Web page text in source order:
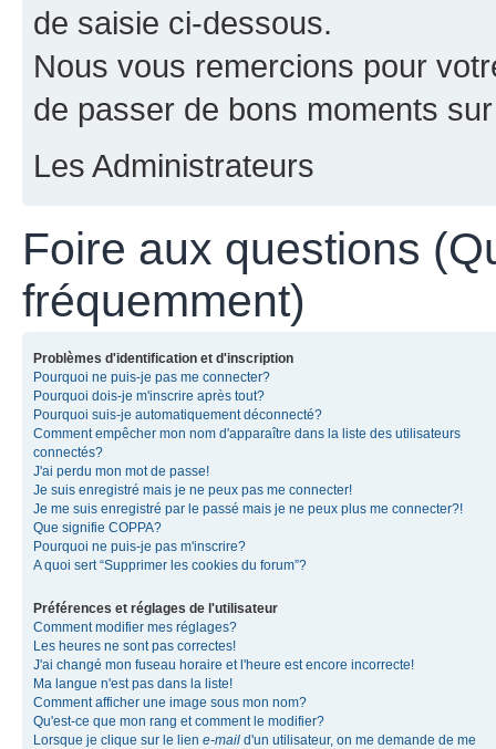
de saisie ci-dessous.
Nous vous remercions pour
de passer de bons moments
Les Administrateurs
Foire aux questions
fréquemment)
Problèmes d'identification et d'inscription
Pourquoi ne puis-je pas me connecter?
Pourquoi dois-je m'inscrire après tout?
Pourquoi suis-je automatiquement déconnecté?
Comment empêcher mon nom d'apparaître dans la liste des utilisateurs
connectés?
J'ai perdu mon mot de passe!
Je suis enregistré mais je ne peux pas me connecter!
Je me suis enregistré par le passé mais je ne peux plus me connecter?!
Que signifie COPPA?
Pourquoi ne puis-je pas m'inscrire?
A quoi sert “Supprimer les cookies du forum”?
Préférences et réglages de l'utilisateur
Comment modifier mes réglages?
Les heures ne sont pas correctes!
J'ai changé mon fuseau horaire et l'heure est encore incorrecte!
Ma langue n'est pas dans la liste!
Comment afficher une image sous mon nom?
Qu'est-ce que mon rang et comment le modifier?
Lorsque je clique sur le lien e-mail d'un utilisateur, on me demande de me